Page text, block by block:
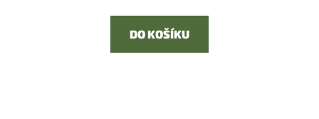
DO KOŠÍKU